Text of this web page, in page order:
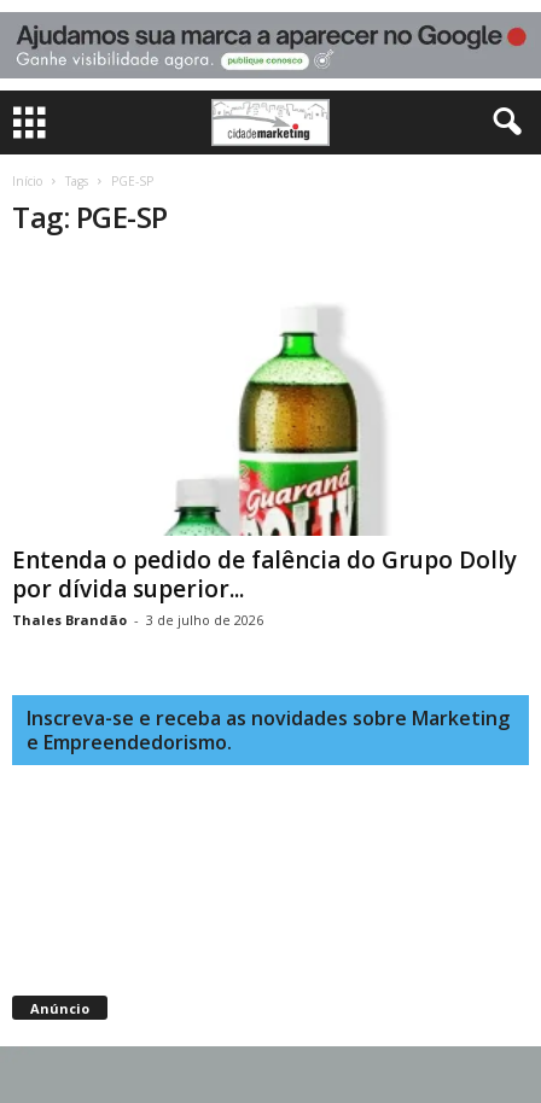
Início Tags PGE-SP
Tag: PGE-SP
Entenda o pedido de falência do Grupo Dolly
por dívida superior...
Thales Brandão - 3 de julho de 2026
Inscreva-se e receba as novidades sobre Marketing
e Empreendedorismo.
Anúncio